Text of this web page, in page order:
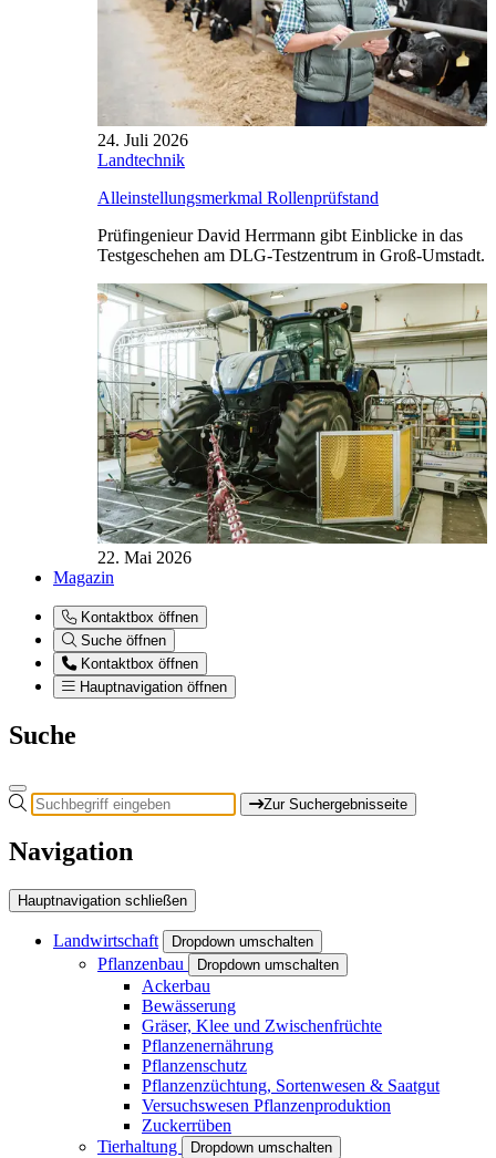
24. Juli 2026
Landtechnik
Alleinstellungsmerkmal Rollenprüfstand
Prüfingenieur David Herrmann gibt Einblicke in das
Testgeschehen am DLG-Testzentrum in Groß-Umstadt.
22. Mai 2026
Magazin
Kontaktbox öffnen
Suche öffnen
Kontaktbox öffnen
Hauptnavigation öffnen
Suche
Zur Suchergebnisseite
Navigation
Hauptnavigation schließen
Landwirtschaft Dropdown umschalten
Pflanzenbau Dropdown umschalten
Ackerbau
Bewässerung
Gräser, Klee und Zwischenfrüchte
Pflanzenernährung
Pflanzenschutz
Pflanzenzüchtung, Sortenwesen & Saatgut
Versuchswesen Pflanzenproduktion
Zuckerrüben
Tierhaltung
Dropdown umschalten